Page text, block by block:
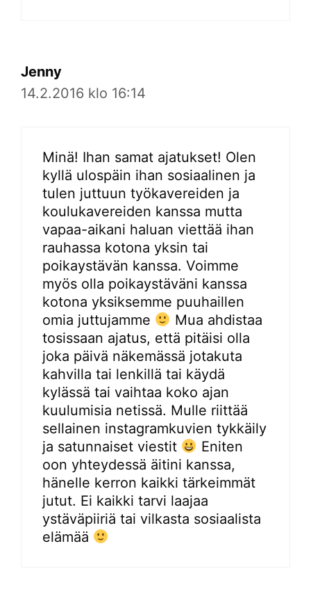
Jenny
14.2.2016 klo 16:14
Minä! Ihan samat ajatukset! Olen
kyllä ulospäin ihan sosiaalinen ja
tulen juttuun työkavereiden ja
koulukavereiden kanssa mutta
vapaa-aikani haluan viettää ihan
rauhassa kotona yksin tai
poikaystävän kanssa. Voimme
myös olla poikaystäväni kanssa
kotona yksiksemme puuhaillen
omia juttujamme
Mua ahdistaa
tosissaan ajatus, että pitäisi olla
joka päivä näkemässä jotakuta
kahvilla tai lenkillä tai käydä
kylässä tai vaihtaa koko ajan
kuulumisia netissä. Mulle riittää
sellainen instagramkuvien tykkäily
ja satunnaiset viestit
Eniten
oon yhteydessä äitini kanssa,
hänelle kerron kaikki tärkeimmät
jutut. Ei kaikki tarvi laajaa
ystäväpiiriä tai vilkasta sosiaalista
elämää